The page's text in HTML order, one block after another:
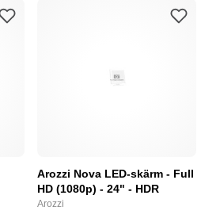
Arozzi Nova LED-skärm - Full
HD (1080p) - 24" - HDR
Arozzi